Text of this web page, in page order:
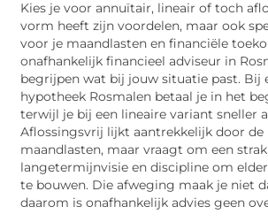
Kies je voor annuïtair, lineair of toch
vorm heeft zijn voordelen, maar ook
voor je maandlasten en financiële
onafhankelijk financieel adviseur in
begrijpen wat bij jouw situatie past. Bij
hypotheek Rosmalen betaal je in het
terwijl je bij een lineaire variant sneller
Aflossingsvrij lijkt aantrekkelijk door de
maandlasten, maar vraagt om een
langetermijnvisie en discipline om
te bouwen. Die afweging maak je niet
daarom is onafhankelijk advies geen